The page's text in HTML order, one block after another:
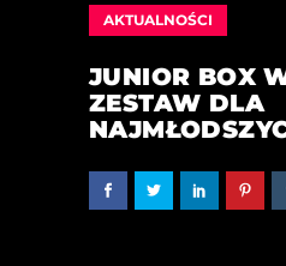
AKTUALNOŚCI
JUNIOR BOX
ZESTAW DLA